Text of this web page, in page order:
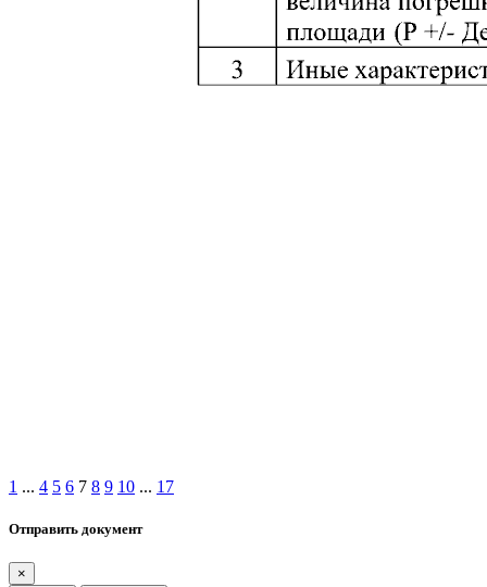
1 ... 4 5 6 7 8 9 10 ... 17
Отправить документ
×